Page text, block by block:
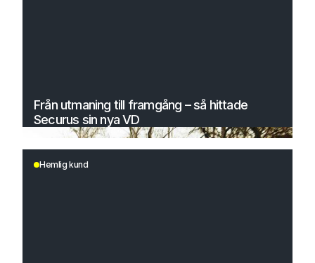
Från utmaning till framgång – så hittade
Securus sin nya VD
Hemlig kund